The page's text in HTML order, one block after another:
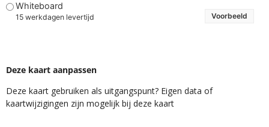
Whiteboard
15 werkdagen levertijd Voorbeeld
Deze kaart aanpassen
Deze kaart gebruiken als uitgangspunt? Eigen data of
kaartwijzigingen zijn mogelijk bij deze kaart